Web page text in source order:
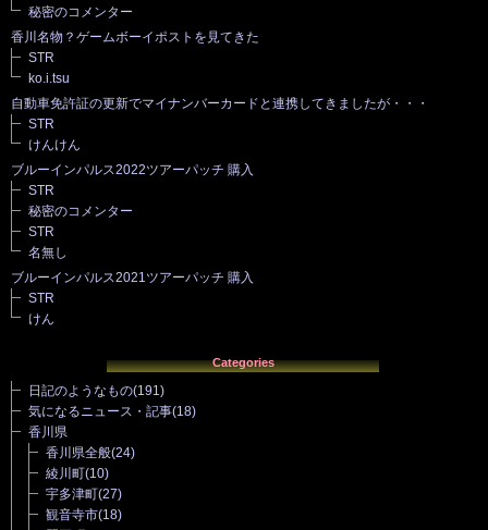
秘密のコメンター
香川名物？ゲームボーイポストを見てきた
STR
ko.i.tsu
自動車免許証の更新でマイナンバーカードと連携してきましたが・・・
STR
けんけん
ブルーインパルス2022ツアーパッチ 購入
STR
秘密のコメンター
STR
名無し
ブルーインパルス2021ツアーパッチ 購入
STR
けん
Categories
日記のようなもの(191)
気になるニュース・記事(18)
香川県
香川県全般(24)
綾川町(10)
宇多津町(27)
観音寺市(18)